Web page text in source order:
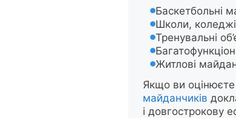
Баскетбольні
Школи, коледжі
Тренувальні
Житлові
Якщо ви оцінюєте
майданчиків
і довгострокову